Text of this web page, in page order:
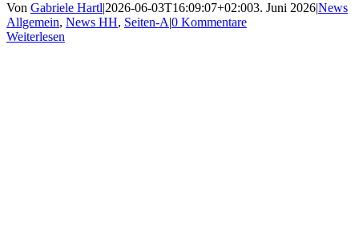
Von Gabriele Hartl|2026-06-03T16:09:07+02:003. Juni 2026|News
Allgemein, News HH, Seiten-A|0 Kommentare
Weiterlesen